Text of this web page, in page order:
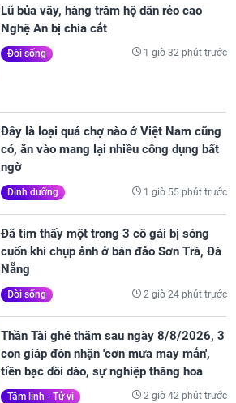
Lũ bủa vây, hàng trăm hộ dân rẻo cao
Nghệ An bị chia cắt
Đời sống 1 giờ 32 phút trước
Đây là loại quả chợ nào ở Việt Nam cũng
có, ăn vào mang lại nhiều công dụng bất
ngờ
Dinh dưỡng 1 giờ 55 phút trước
Đã tìm thấy một trong 3 cô gái bị sóng
cuốn khi chụp ảnh ở bán đảo Sơn Trà, Đà
Nẵng
Đời sống 2 giờ 24 phút trước
Thần Tài ghé thăm sau ngày 8/8/2026, 3
con giáp đón nhận 'cơn mưa may mắn',
tiền bạc dồi dào, sự nghiệp thăng hoa
Tâm linh - Tử vi 2 giờ 42 phút trước